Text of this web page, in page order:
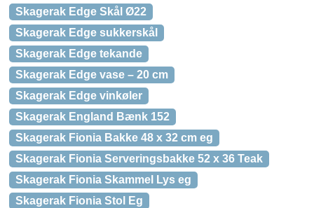
Skagerak Edge Skål Ø22
Skagerak Edge sukkerskål
Skagerak Edge tekande
Skagerak Edge vase – 20 cm
Skagerak Edge vinkøler
Skagerak England Bænk 152
Skagerak Fionia Bakke 48 x 32 cm eg
Skagerak Fionia Serveringsbakke 52 x 36 Teak
Skagerak Fionia Skammel Lys eg
Skagerak Fionia Stol Eg